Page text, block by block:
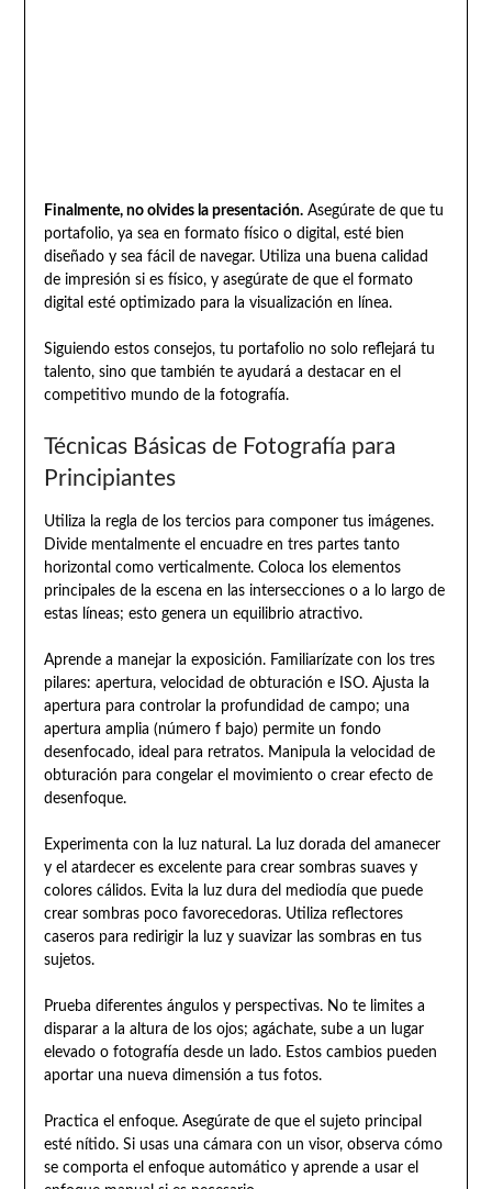
Finalmente, no olvides la presentación.Asegúrate de que tu
portafolio, ya sea en formato físico o digital, esté bien
diseñado y sea fácil de navegar. Utiliza una buena calidad
de impresión si es físico, y asegúrate de que el formato
digital esté optimizado para la visualización en línea.
Siguiendo estos consejos, tu portafolio no solo reflejará tu
talento, sino que también te ayudará a destacar en el
competitivo mundo de la fotografía.
Técnicas Básicas de Fotografía para
Principiantes
Utiliza la regla de los tercios para componer tus imágenes.
Divide mentalmente el encuadre en tres partes tanto
horizontal como verticalmente. Coloca los elementos
principales de la escena en las intersecciones o a lo largo de
estas líneas; esto genera un equilibrio atractivo.
Aprende a manejar la exposición. Familiarízate con los tres
pilares: apertura, velocidad de obturación e ISO. Ajusta la
apertura para controlar la profundidad de campo; una
apertura amplia (número f bajo) permite un fondo
desenfocado, ideal para retratos. Manipula la velocidad de
obturación para congelar el movimiento o crear efecto de
desenfoque.
Experimenta con la luz natural. La luz dorada del amanecer
y el atardecer es excelente para crear sombras suaves y
colores cálidos. Evita la luz dura del mediodía que puede
crear sombras poco favorecedoras. Utiliza reflectores
caseros para redirigir la luz y suavizar las sombras en tus
sujetos.
Prueba diferentes ángulos y perspectivas. No te limites a
disparar a la altura de los ojos; agáchate, sube a un lugar
elevado o fotografía desde un lado. Estos cambios pueden
aportar una nueva dimensión a tus fotos.
Practica el enfoque. Asegúrate de que el sujeto principal
esté nítido. Si usas una cámara con un visor, observa cómo
se comporta el enfoque automático y aprende a usar el